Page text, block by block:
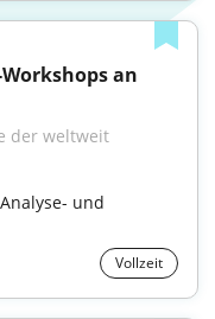
an
der weltweit
und
Vollzeit